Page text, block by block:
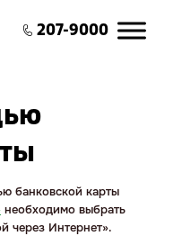
207-9000
банковской карты
необходимо выбрать
через Интернет».